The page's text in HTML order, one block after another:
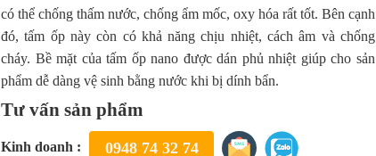
có thể chống thấm nước, chống ẩm mốc, oxy hóa rất tốt. Bên cạnh
đó, tấm ốp này còn có khả năng chịu nhiệt, cách âm và chống
cháy. Bề mặt của tấm ốp nano được dán phủ nhiệt giúp cho sản
phẩm dễ dàng vệ sinh bằng nước khi bị dính bẩn.
Tư vấn sản phẩm
Kinh doanh : 0948 74 32 74